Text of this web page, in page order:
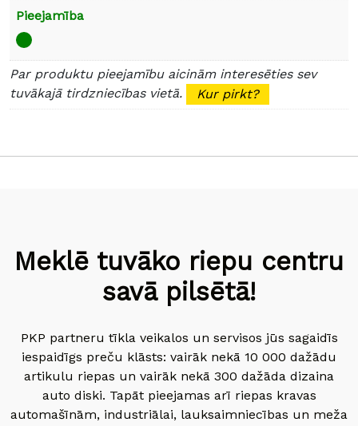
Pieejamība
Par produktu pieejamību aicinām interesēties sev
tuvākajā tirdzniecības vietā.
Kur pirkt?
Meklē tuvāko riepu centru
savā pilsētā!
PKP partneru tīkla veikalos un servisos jūs sagaidīs
iespaidīgs preču klāsts: vairāk nekā 10 000 dažādu
artikulu riepas un vairāk nekā 300 dažāda dizaina
auto diski. Tapāt pieejamas arī riepas kravas
automašīnām, industriālai, lauksaimniecības un meža